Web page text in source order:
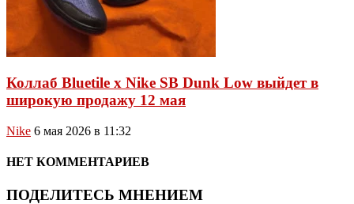
Коллаб Bluetile x Nike SB Dunk Low выйдет в
широкую продажу 12 мая
Nike 6 мая 2026 в 11:32
НЕТ КОММЕНТАРИЕВ
ПОДЕЛИТЕСЬ МНЕНИЕМ